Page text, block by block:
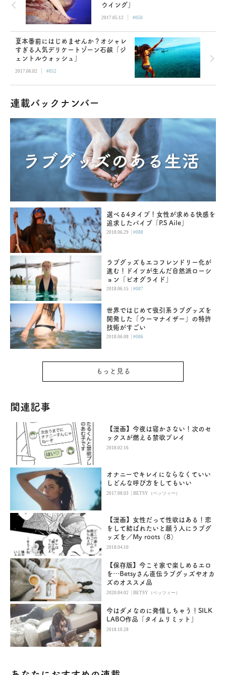
ウイング」
2017.05.12 | #050
夏本番前にはじめませんか？オシャレ
すぎる人気デリケートゾーン石鹸「ジ
ェントルウォッシュ」
2017.06.02 | #052
連載バックナンバー
選べる4タイプ！女性が求める快感を
追求したバイブ「P.S Aile」
2018.06.29 |#088
ラブグッズもエコフレンドリー化が
進む！ドイツが生んだ自然派ローシ
ョン「ビオグライド」
2018.06.15 |#087
世界ではじめて吸引系ラブグッズを
開発した「ウーマナイザー」の特許
技術がすごい
2018.06.08 |#086
もっと見る
関連記事
【漫画】今夜は寝かさない！次のセ
ックスが燃える禁欲プレイ
2018.02.16
オナニーでキレイにならなくていい
しどんな呼び方をしてもいい
2017.08.03 |BETSY（ベッツィー）
【漫画】女性だって性欲はある！恋
をして結ばれたいと願う人にラブグ
ッズを／My roots（8）
2018.04.10
【保存版】今こそ家で楽しめるエロ
を…Betsyさん直伝ラブグッズやオカ
ズのオススメ品
2020.04.02 |BETSY（ベッツィー）
今はダメなのに発情しちゃう！SILK
LABO作品「タイムリミット」
2018.10.28